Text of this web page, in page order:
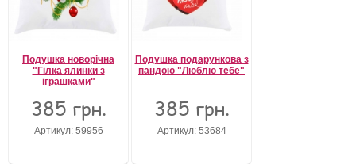
Подушка новорічна
"Гілка ялинки з
іграшками"
385 грн.
Артикул: 59956
Подушка подарункова з
пандою "Люблю тебе"
385 грн.
Артикул: 53684